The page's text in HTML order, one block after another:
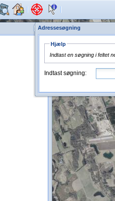
Adressesøgning
Hjælp
Indtast en søgning i feltet
Indtast søgning: